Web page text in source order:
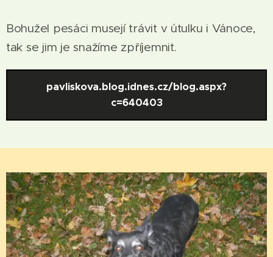
Bohužel pesáci musejí trávit v útulku i Vánoce,
tak se jim je snažíme zpříjemnit.
pavliskova.blog.idnes.cz/blog.aspx?
c=640403